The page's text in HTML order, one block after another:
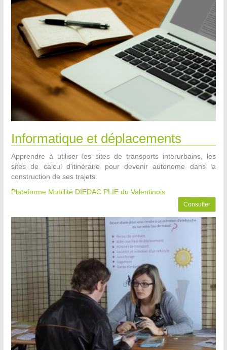
Informatique et déplacements
Apprendre à utiliser les sites de transports interurbains, les
sites de calcul d'itinéraire pour devenir autonome dans la
construction de ses trajets.
Plateforme Mobilité DIEDAC PLIE du Valentinois
Consulter